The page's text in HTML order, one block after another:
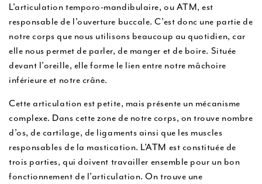
L’articulation temporo-mandibulaire, ou ATM, est
responsable de l’ouverture buccale. C’est donc une partie de
notre corps que nous utilisons beaucoup au quotidien, car
elle nous permet de parler, de manger et de boire. Située
devant l’oreille, elle forme le lien entre notre mâchoire
inférieure et notre crâne.
Cette articulation est petite, mais présente un mécanisme
complexe. Dans cette zone de notre corps, on trouve nombre
d’os, de cartilage, de ligaments ainsi que les muscles
responsables de la mastication. L’ATM est constituée de
trois parties, qui doivent travailler ensemble pour un bon
fonctionnement de l’articulation. On trouve une